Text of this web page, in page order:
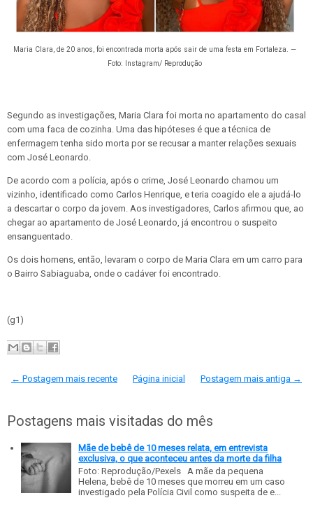
Maria Clara, de 20 anos, foi encontrada morta após sair de uma festa em Fortaleza. —
Foto: Instagram/ Reprodução
Segundo as investigações, Maria Clara foi morta no apartamento do casal
com uma faca de cozinha. Uma das hipóteses é que a técnica de
enfermagem tenha sido morta por se recusar a manter relações sexuais
com José Leonardo.
De acordo com a polícia, após o crime, José Leonardo chamou um
vizinho, identificado como Carlos Henrique, e teria coagido ele a ajudá-lo
a descartar o corpo da jovem. Aos investigadores, Carlos afirmou que, ao
chegar ao apartamento de José Leonardo, já encontrou o suspeito
ensanguentado.
Os dois homens, então, levaram o corpo de Maria Clara em um carro para
o Bairro Sabiaguaba, onde o cadáver foi encontrado.
(g1)
← Postagem mais recente Postagem mais antiga →
Página inicial
Postagens mais visitadas do mês
Mãe de bebê de 10 meses relata, em entrevista
exclusiva, o que aconteceu antes da morte da filha
Foto: Reprodução/Pexels A mãe da pequena
Helena, bebê de 10 meses que morreu em um caso
investigado pela Polícia Civil como suspeita de e...